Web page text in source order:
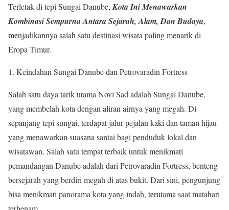
Terletak di tepi Sungai Danube, Kota Ini Menawarkan
Kombinasi Sempurna Antara Sejarah, Alam, Dan Budaya,
menjadikannya salah satu destinasi wisata paling menarik di
Eropa Timur.
Keindahan Sungai Danube dan Petrovaradin Fortress
Salah satu daya tarik utama Novi Sad adalah Sungai Danube,
yang membelah kota dengan aliran airnya yang megah. Di
sepanjang tepi sungai, terdapat jalur pejalan kaki dan taman hijau
yang menawarkan suasana santai bagi penduduk lokal dan
wisatawan. Salah satu tempat terbaik untuk menikmati
pemandangan Danube adalah dari Petrovaradin Fortress, benteng
bersejarah yang berdiri megah di atas bukit. Dari sini, pengunjung
bisa menikmati panorama kota yang indah, terutama saat matahari